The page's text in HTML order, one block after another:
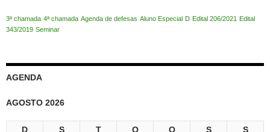
3ª chamada 4ª chamada Agenda de defesas Aluno Especial D Edital 206/2021 Edital
343/2019 Seminar
AGENDA
AGOSTO 2026
D S T Q Q S
S